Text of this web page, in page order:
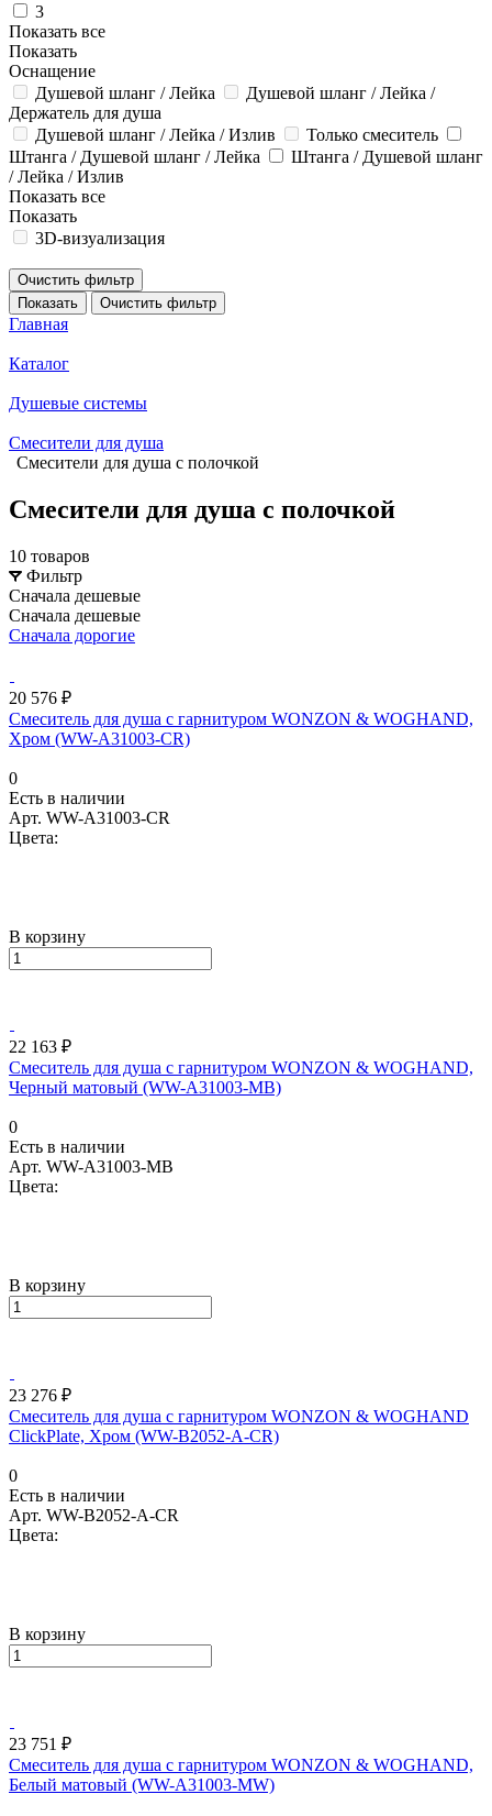
3
Показать все
Показать
Оснащение
Душевой шланг / Лейка
Душевой шланг / Лейка /
Держатель для душа
Душевой шланг / Лейка / Излив
Только смеситель
Штанга / Душевой шланг / Лейка
Штанга / Душевой шланг
/ Лейка / Излив
Показать все
Показать
3D-визуализация
Очистить фильтр
Показать
Очистить фильтр
Главная
Каталог
Душевые системы
Смесители для душа
Смесители для душа с полочкой
Смесители для душа с полочкой
10 товаров
Фильтр
Сначала дешевые
Сначала дешевые
Сначала дорогие
20 576 ₽
Смеситель для душа с гарнитуром WONZON & WOGHAND,
Хром (WW-A31003-CR)
0
Есть в наличии
Арт. WW-A31003-CR
Цвета:
В корзину
22 163 ₽
Смеситель для душа с гарнитуром WONZON & WOGHAND,
Черный матовый (WW-A31003-MB)
0
Есть в наличии
Арт. WW-A31003-MB
Цвета:
В корзину
23 276 ₽
Смеситель для душа с гарнитуром WONZON & WOGHAND
ClickPlate, Хром (WW-B2052-A-CR)
0
Есть в наличии
Арт. WW-B2052-A-CR
Цвета:
В корзину
23 751 ₽
Смеситель для душа с гарнитуром WONZON & WOGHAND,
Белый матовый (WW-A31003-MW)